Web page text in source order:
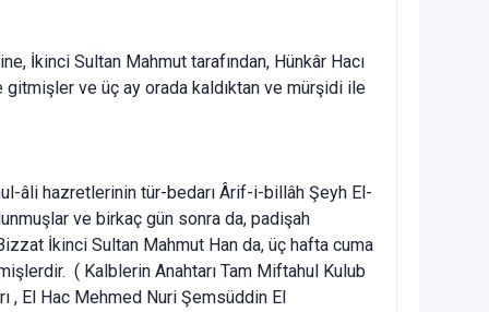
İkinci Sultan Mah­mut tarafından, Hünkâr Hacı
ve üç ay orada kaldıktan ve mürşidi ile
âli hazretlerinin tür-bedarı Ârif-i-billâh Şeyh El-
ve birkaç gün sonra da, padişah
İkinci Sultan Mahmut Han da, üç hafta cuma
( Kalblerin Anahtarı Tam Miftahul Kulub
, El Hac Mehmed Nuri Şemsüddin El